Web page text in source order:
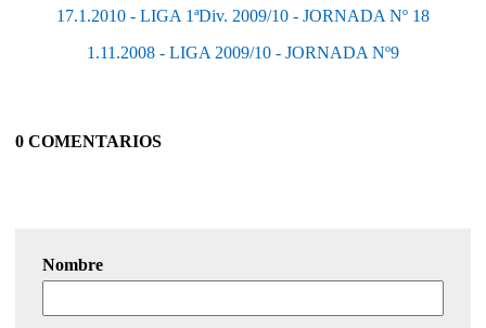
17.1.2010 - LIGA 1ªDiv. 2009/10 - JORNADA Nº 18
1.11.2008 - LIGA 2009/10 - JORNADA Nº9
0 COMENTARIOS
Nombre